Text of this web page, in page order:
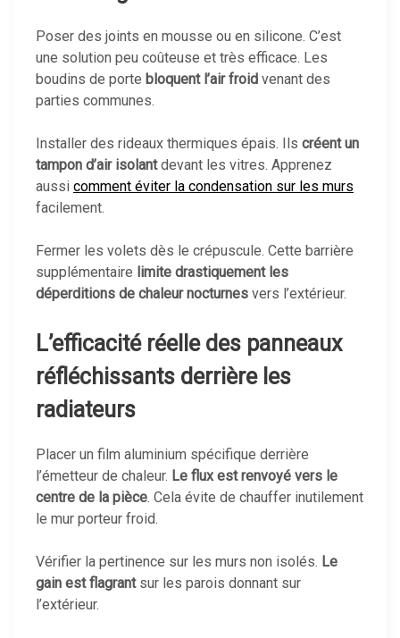
Poser des joints en mousse ou en silicone. C’est
une solution peu coûteuse et très efficace. Les
boudins de porte bloquent l’air froid venant des
parties communes.
Installer des rideaux thermiques épais. Ils créent un
tampon d’air isolantdevant les vitres. Apprenez
aussi comment éviter la condensation sur les murs
facilement.
Fermer les volets dès le crépuscule. Cette barrière
supplémentaire limite drastiquement les
déperditions de chaleur nocturnes vers l’extérieur.
L’efficacité réelle des panneaux
réfléchissants derrière les
radiateurs
Placer un film aluminium spécifique derrière
l’émetteur de chaleur. Le flux est renvoyé vers le
centre de la pièce. Cela évite de chauffer inutilement
le mur porteur froid.
Vérifier la pertinence sur les murs non isolés. Le
gain est flagrantsur les parois donnant sur
l’extérieur.